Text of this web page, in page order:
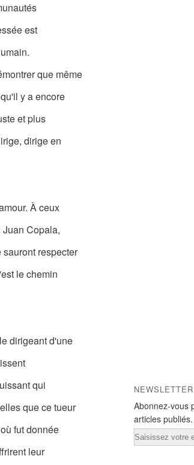
est
que même
y a encore
et plus
dirige en
À ceux
Copala,
respecter
le chemin
dirigeant d'une
qui
que ce tueur
fut donnée
leur
NEWSLETTER
Abonnez-vous
articles publiés.
Email